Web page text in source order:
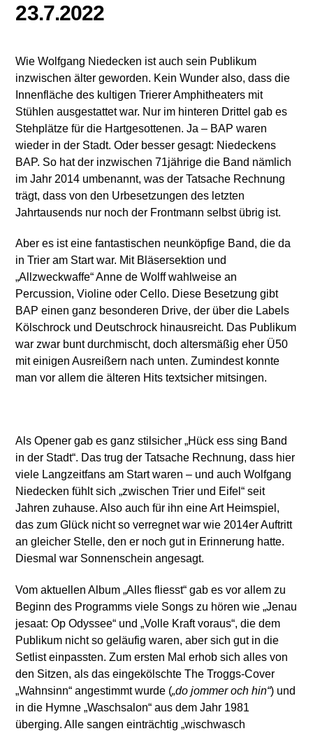
23.7.2022
Wie Wolfgang Niedecken ist auch sein Publikum
inzwischen älter geworden. Kein Wunder also, dass die
Innenfläche des kultigen Trierer Amphitheaters mit
Stühlen ausgestattet war. Nur im hinteren Drittel gab es
Stehplätze für die Hartgesottenen. Ja – BAP waren
wieder in der Stadt. Oder besser gesagt: Niedeckens
BAP. So hat der inzwischen 71jährige die Band nämlich
im Jahr 2014 umbenannt, was der Tatsache Rechnung
trägt, dass von den Urbesetzungen des letzten
Jahrtausends nur noch der Frontmann selbst übrig ist.
Aber es ist eine fantastischen neunköpfige Band, die da
in Trier am Start war. Mit Bläsersektion und
„Allzweckwaffe“ Anne de Wolff wahlweise an
Percussion, Violine oder Cello. Diese Besetzung gibt
BAP einen ganz besonderen Drive, der über die Labels
Kölschrock und Deutschrock hinausreicht. Das Publikum
war zwar bunt durchmischt, doch altersmäßig eher Ü50
mit einigen Ausreißern nach unten. Zumindest konnte
man vor allem die älteren Hits textsicher mitsingen.
Als Opener gab es ganz stilsicher „Hück ess sing Band
in der Stadt“. Das trug der Tatsache Rechnung, dass hier
viele Langzeitfans am Start waren – und auch Wolfgang
Niedecken fühlt sich „zwischen Trier und Eifel“ seit
Jahren zuhause. Also auch für ihn eine Art Heimspiel,
das zum Glück nicht so verregnet war wie 2014er Auftritt
an gleicher Stelle, den er noch gut in Erinnerung hatte.
Diesmal war Sonnenschein angesagt.
Vom aktuellen Album „Alles fliesst“ gab es vor allem zu
Beginn des Programms viele Songs zu hören wie „Jenau
jesaat: Op Odyssee“ und „Volle Kraft voraus“, die dem
Publikum nicht so geläufig waren, aber sich gut in die
Setlist einpassten. Zum ersten Mal erhob sich alles von
den Sitzen, als das eingekölschte The Troggs-Cover
„Wahnsinn“ angestimmt wurde („do jommer och hin“) und
in die Hymne „Waschsalon“ aus dem Jahr 1981
überging. Alle sangen einträchtig „wischwasch